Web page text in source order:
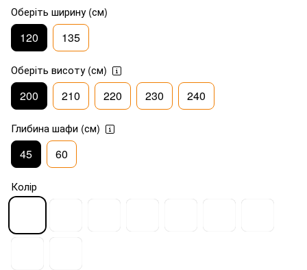
Оберіть ширину (см)
120 135
Оберіть висоту (см)
200 210 220 230 240
Глибина шафи (см)
45 60
Колір